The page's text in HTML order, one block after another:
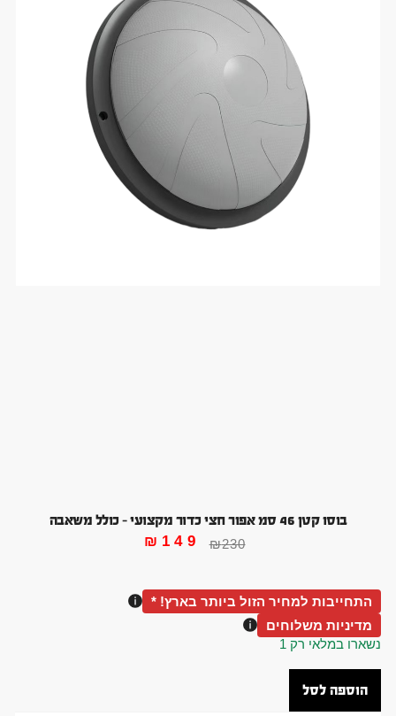
בוסו קטן 46 סמ אפור חצי כדור מקצועי – כולל משאבה
₪230
₪ 149
התחייבות למחיר הזול ביותר בארץ! *
מדיניות משלוחים
נשארו במלאי רק 1
הוספה לסל